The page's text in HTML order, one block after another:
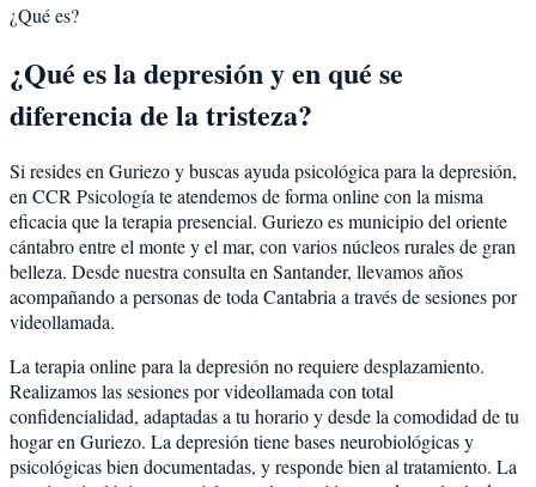
¿Qué es?
¿Qué es la depresión y en qué se
diferencia de la tristeza?
Si resides en Guriezo y buscas ayuda psicológica para la depresión,
en CCR Psicología te atendemos de forma online con la misma
eficacia que la terapia presencial. Guriezo es municipio del oriente
cántabro entre el monte y el mar, con varios núcleos rurales de gran
belleza. Desde nuestra consulta en Santander, llevamos años
acompañando a personas de toda Cantabria a través de sesiones por
videollamada.
La terapia online para la depresión no requiere desplazamiento.
Realizamos las sesiones por videollamada con total
confidencialidad, adaptadas a tu horario y desde la comodidad de tu
hogar en Guriezo. La depresión tiene bases neurobiológicas y
psicológicas bien documentadas, y responde bien al tratamiento. La